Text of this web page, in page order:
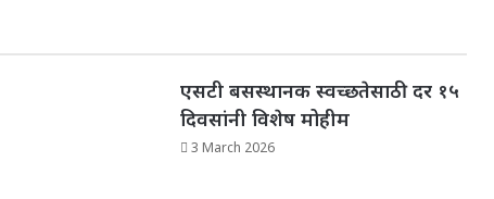
एसटी बसस्थानक स्वच्छतेसाठी दर १५
दिवसांनी विशेष मोहीम
3 March 2026